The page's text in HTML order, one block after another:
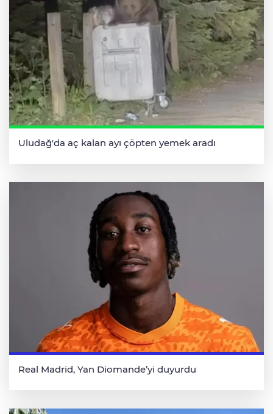
Uludağ'da aç kalan ayı çöpten yemek aradı
Real Madrid, Yan Diomande’yi duyurdu